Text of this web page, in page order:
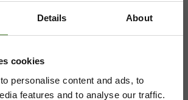
Details About
cookies
personalise content and ads, to
features and to analyse our traffic.
Tietosuojaselosteita